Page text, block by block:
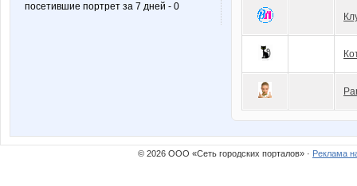
посетившие портрет за 7 дней - 0
© 2026 ООО «Сеть городских порталов» · Реклама